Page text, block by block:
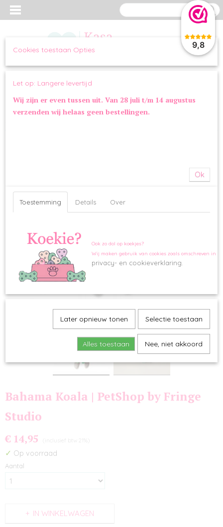
9,8
Inloggen
Home>OVERIG>SPEELGOED>Bahama Koala | PetShop by Fringe
Bahama Koala | PetShop by Fringe
Studio
€ 14,95 (inclusief btw 21%)
✓ Op voorraad
Aantal
IN WINKELWAGEN
Cookies toestaan Opties
Let op: Langere levertijd
Wij zijn er even tussen uit. Van 28 juli t/m 14 augustus
verzenden wij helaas geen bestellingen.
Ok
Toestemming Details Over
Ook zo dol op koekjes?
Wij maken gebruik van cookies zoals omschreven in
privacy- en cookieverklaring.
Later opnieuw tonen Selectie toestaan
Alles toestaan Nee, niet akkoord